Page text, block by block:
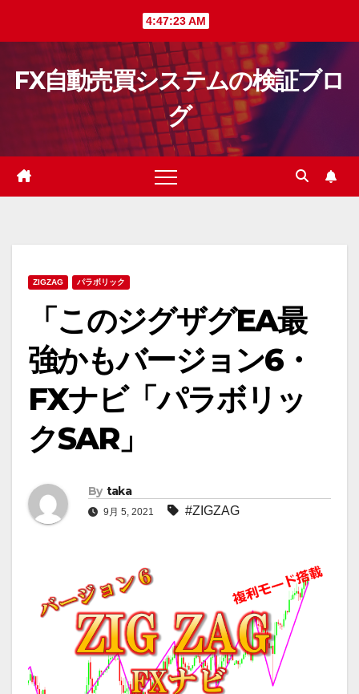
4:47:24 AM
FX自動売買システムの検証ブロ
グ
ZIGZAG パラボリック
「このジグザグEA最
強かもバージョン6・
FXナビ「パラボリッ
クSAR」
By taka
9月 5, 2021 #ZIGZAG